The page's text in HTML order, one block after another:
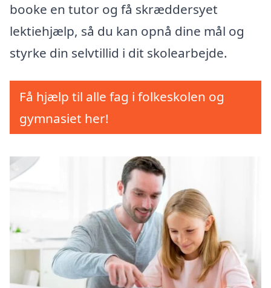
booke en tutor og få skræddersyet
lektiehjælp, så du kan opnå dine mål og
styrke din selvtillid i dit skolearbejde.
Få hjælp til alle fag i folkeskolen og
gymnasiet her!